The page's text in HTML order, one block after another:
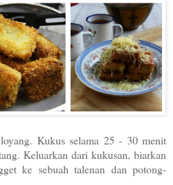
Kukus selama 25 - 30 menit
Keluarkan dari kukusan, biarkan
ke sebuah talenan dan potong-